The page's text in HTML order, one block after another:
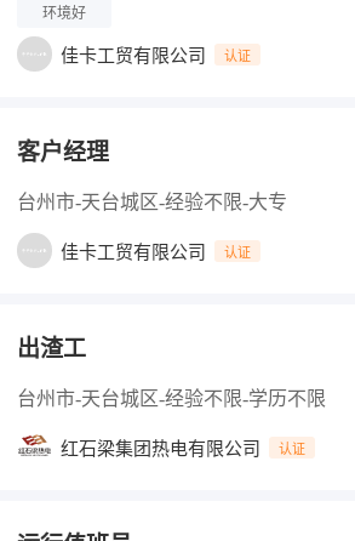
环境好
佳卡工贸有限公司 认证
客户经理
台州市-天台城区-经验不限-大专
佳卡工贸有限公司 认证
出渣工
台州市-天台城区-经验不限-学历不限
红石梁集团热电有限公司 认证